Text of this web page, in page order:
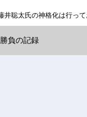
聡太氏の神格化は行っ
勝負の記録